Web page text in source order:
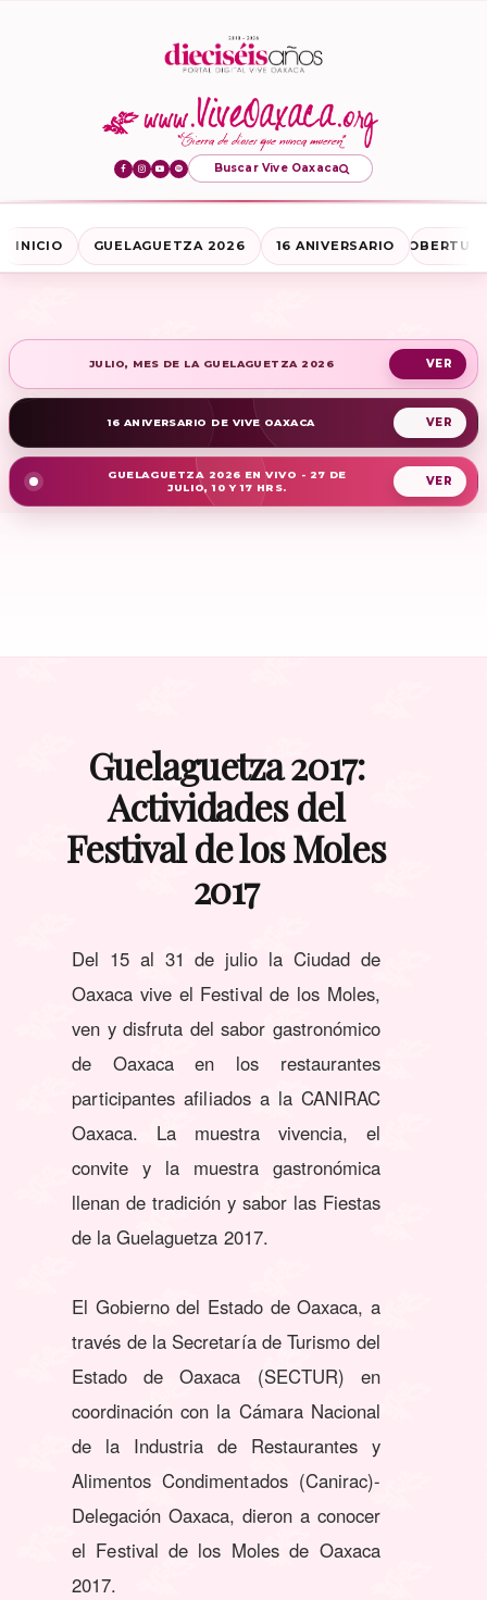
Buscar Vive Oaxaca
INICIO GUELAGUETZA 2026 16 ANIVERSARIO
JULIO, MES DE LA GUELAGUETZA 2026
16 ANIVERSARIO DE VIVE OAXACA
GUELAGUETZA 2026 EN VIVO - 27 DE
JULIO, 10 Y 17 HRS.
Guelaguetza 2017:
Actividades del
Festival de los Moles
2017
Del 15 al 31 de julio la Ciudad de
Oaxaca vive el Festival de los Moles,
ven y disfruta del sabor gastronómico
de Oaxaca en los restaurantes
participantes afiliados a la CANIRAC
Oaxaca. La muestra vivencia, el
convite y la muestra gastronómica
llenan de tradición y sabor las Fiestas
de la Guelaguetza 2017.
El Gobierno del Estado de Oaxaca, a
través de la Secretaría de Turismo del
Estado de Oaxaca (SECTUR) en
coordinación con la Cámara Nacional
de la Industria de Restaurantes y
Alimentos Condimentados (Canirac)-
Delegación Oaxaca, dieron a conocer
el Festival de los Moles de Oaxaca
2017.